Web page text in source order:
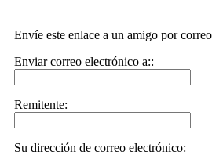
Envíe este enlace a un amigo por
Enviar correo electrónico a::
Remitente:
Su dirección de correo electrónico: